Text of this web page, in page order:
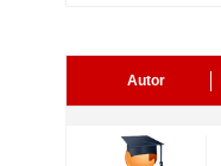
Autor